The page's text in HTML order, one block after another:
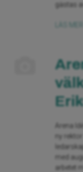
gästas
Arena
ny
med
arbetet